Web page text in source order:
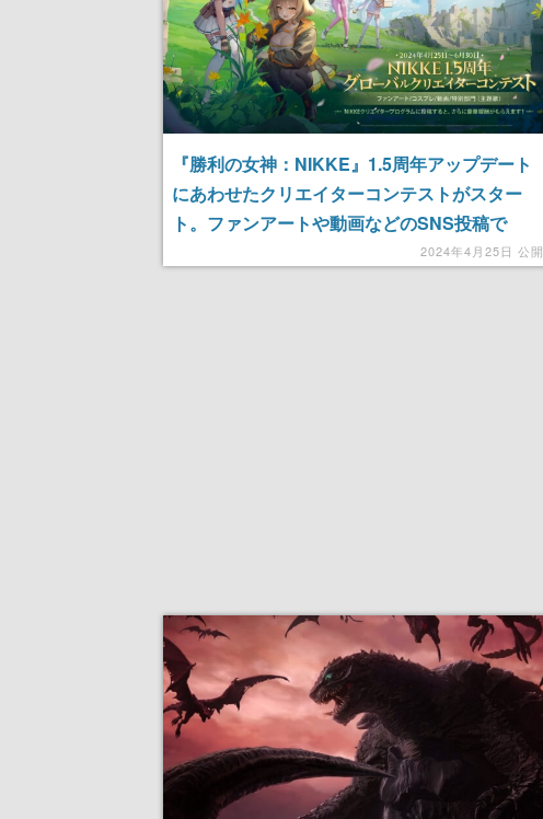
『勝利の女神：NIKKE』1.5周年アップデート
にあわせたクリエイターコンテストがスター
ト。ファンアートや動画などのSNS投稿で
iPhone 15 Proやアマゾンギフトカードを当て
2024年4月25日 公開